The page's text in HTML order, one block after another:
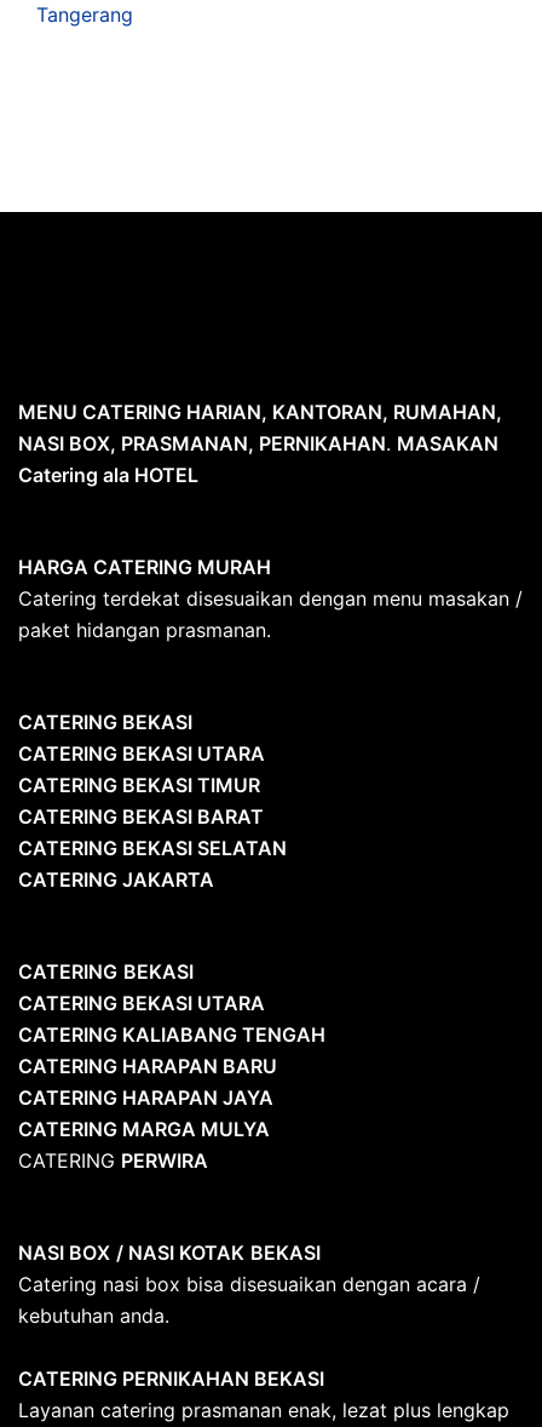
Tangerang
MENU CATERING HARIAN, KANTORAN, RUMAHAN,
NASI BOX, PRASMANAN, PERNIKAHAN. MASAKAN
Catering ala HOTEL
HARGA CATERING MURAH
Catering terdekat disesuaikan dengan menu masakan /
paket hidangan prasmanan.
CATERING BEKASI
CATERING BEKASI UTARA
CATERING BEKASI TIMUR
CATERING BEKASI BARAT
CATERING BEKASI SELATAN
CATERING JAKARTA
CATERING BEKASI
CATERING BEKASI UTARA
CATERING KALIABANG TENGAH
CATERING HARAPAN BARU
CATERING HARAPAN JAYA
CATERING MARGA MULYA
CATERING PERWIRA
NASI BOX / NASI KOTAK BEKASI
Catering nasi box bisa disesuaikan dengan acara /
kebutuhan anda.
CATERING PERNIKAHAN BEKASI
Layanan catering prasmanan enak, lezat plus lengkap